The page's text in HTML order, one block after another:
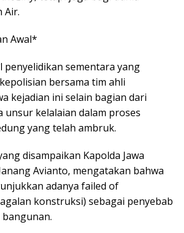
Air.
Awal*
penyelidikan sementara yang
bersama tim ahli
kejadian ini selain bagian dari
unsur kelalaian dalam proses
yang telah ambruk.
disampaikan Kapolda Jawa
Avianto, mengatakan bahwa
adanya failed of
konstruksi) sebagai penyebab